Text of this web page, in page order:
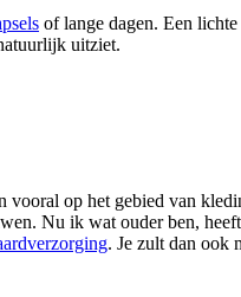
of lange dagen. Een
uitziet.
op het gebied van
Nu ik wat ouder ben, heeft
. Je zult dan ook